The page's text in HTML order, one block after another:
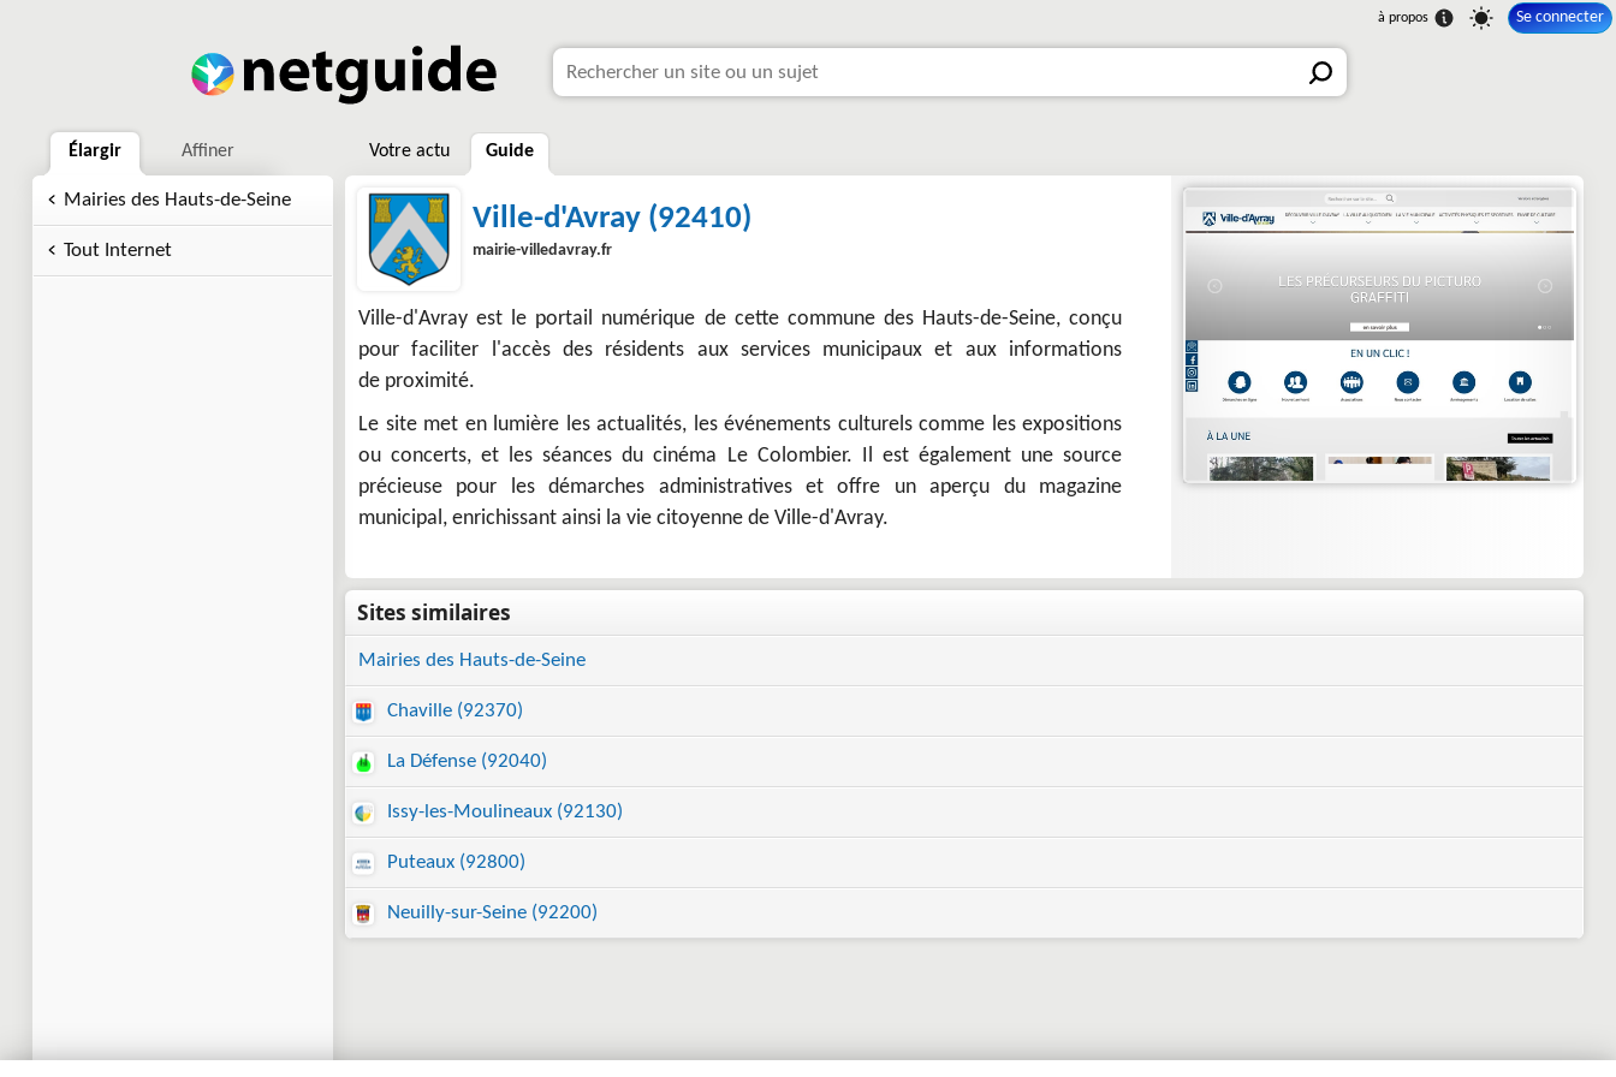
Se connecter
Élargir Affiner
Mairies des Hauts-de-Seine
Tout Internet
Votre actu Guide
Ville-d'Avray (92410)
mairie-villedavray.fr
Ville-d'Avray est le portail numérique de cette commune des Hauts-de-Seine, conçu
pour faciliter l'accès des résidents aux services municipaux et aux informations
de proximité.
Le site met en lumière les actualités, les événements culturels comme les expositions
ou concerts, et les séances du cinéma Le Colombier. Il est également une source
précieuse pour les démarches administratives et offre un aperçu du magazine
municipal, enrichissant ainsi la vie citoyenne de Ville-d'Avray.
Mairies des Hauts-de-Seine
Chaville (92370)
La Défense (92040)
Issy-les-Moulineaux (92130)
Puteaux (92800)
Neuilly-sur-Seine (92200)